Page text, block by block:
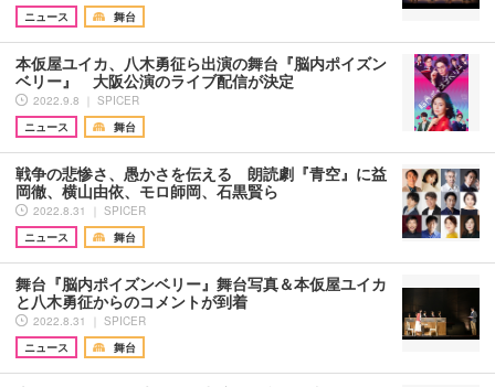
ニュース
舞台
本仮屋ユイカ、八木勇征ら出演の舞台『脳内ポイズン
ベリー』 大阪公演のライブ配信が決定
2022.9.8 ｜ SPICER
ニュース
舞台
戦争の悲惨さ、愚かさを伝える 朗読劇『青空』に益
岡徹、横山由依、モロ師岡、石黒賢ら
2022.8.31 ｜ SPICER
ニュース
舞台
舞台『脳内ポイズンベリー』舞台写真＆本仮屋ユイカ
と八木勇征からのコメントが到着
2022.8.31 ｜ SPICER
ニュース
舞台